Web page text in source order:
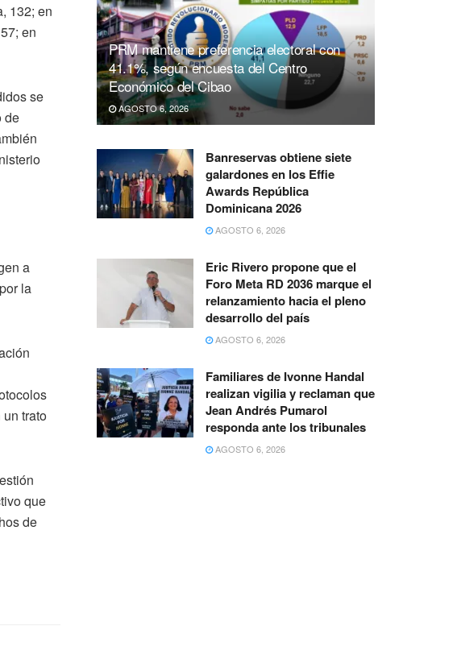
132; en
en
se
de
a
la
trato
que
de
PRM mantiene preferencia electoral con
41.1%, según encuesta del Centro
Económico del Cibao
AGOSTO 6, 2026
Banreservas obtiene siete
galardones en los Effie
Awards República
Dominicana 2026
AGOSTO 6, 2026
Eric Rivero propone que el
Foro Meta RD 2036 marque el
relanzamiento hacia el pleno
desarrollo del país
AGOSTO 6, 2026
Familiares de Ivonne Handal
realizan vigilia y reclaman que
Jean Andrés Pumarol
responda ante los tribunales
AGOSTO 6, 2026